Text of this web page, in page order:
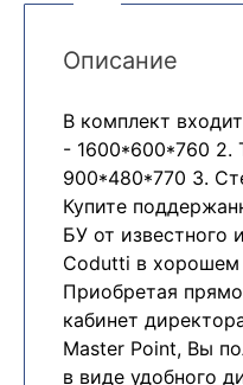
Описание
В комплект
- 1600*600*760 2.
900*480*770 3.
Купите
БУ от известного
Codutti в хорошем
Приобретая
кабинет
Master Point, Вы
в виде удобного